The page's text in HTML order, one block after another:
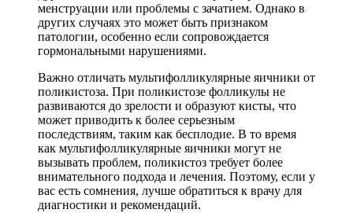
менструации или проблемы с зачатием. Однако в
других случаях это может быть признаком
патологии, особенно если сопровождается
гормональными нарушениями.
Важно отличать мультифолликулярные яичники от
поликистоза. При поликистозе фолликулы не
развиваются до зрелости и образуют кисты, что
может приводить к более серьезным
последствиям, таким как бесплодие. В то время
как мультифолликулярные яичники могут не
вызывать проблем, поликистоз требует более
внимательного подхода и лечения. Поэтому, если у
вас есть сомнения, лучше обратиться к врачу для
диагностики и рекомендаций.